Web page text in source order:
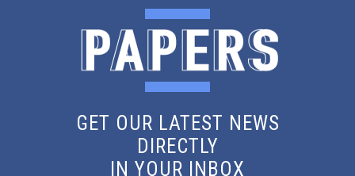
GET OUR LATEST NEWS
DIRECTLY
IN YOUR INBOX